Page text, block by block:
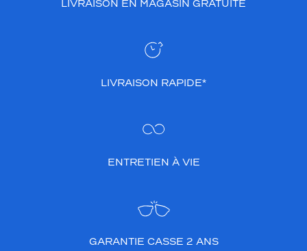
LIVRAISON EN MAGASIN GRATUITE
LIVRAISON RAPIDE*
ENTRETIEN À VIE
GARANTIE CASSE 2 ANS